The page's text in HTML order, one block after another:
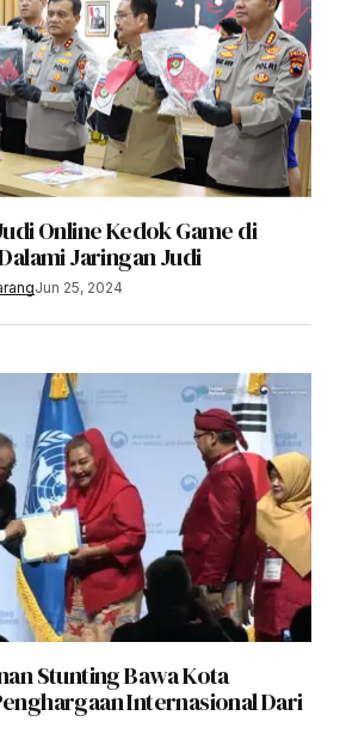
Online Kedok Game di
Jaringan Judi
Jun 25, 2024
Stunting Bawa Kota
Internasional Dari